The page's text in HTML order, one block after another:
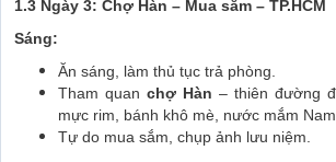
1.3 Ngày 3: Chợ Hàn – Mua sắm – TP.HCM
Sáng:
Ăn sáng, làm thủ tục trả phòng.
Tham quan chợ Hàn – thiên đường
mực rim, bánh khô mè, nước mắm
Tự do mua sắm, chụp ảnh lưu niệm.